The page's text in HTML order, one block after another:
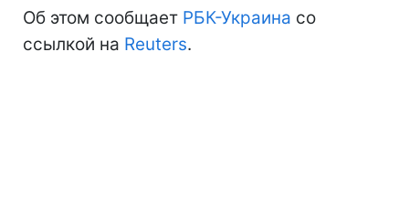
Об этом сообщает РБК-Украина со
ссылкой на Reuters.